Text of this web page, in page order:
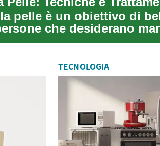
pelle è un obiettivo di
che desiderano
TECNOLOGIA